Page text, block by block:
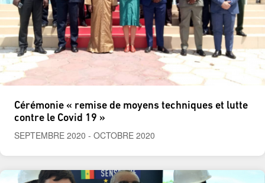
Cérémonie « remise de moyens techniques et lutte
contre le Covid 19 »
SEPTEMBRE 2020 - OCTOBRE 2020